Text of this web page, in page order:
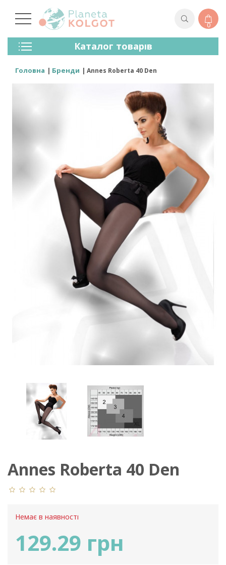
0
Каталог товарів
Колготки
Панчохи
Лосини (легінси)
Головна Бренди Annes Roberta 40 Den
Annes Roberta 40 Den
Немає в наявності
129.29 грн